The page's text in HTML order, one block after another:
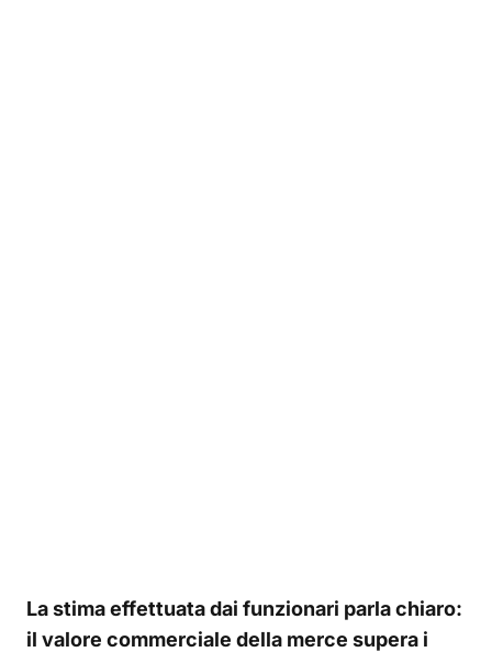
La stima effettuata dai funzionari parla chiaro:
il valore commerciale della merce supera i